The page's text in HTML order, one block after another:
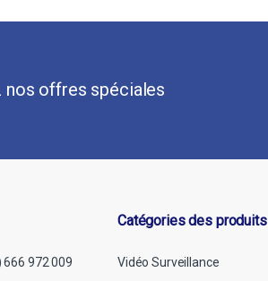
nos offres spéciales
972 009
Catégories des produits
Vidéo Surveillance